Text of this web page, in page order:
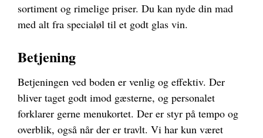
sortiment og rimelige priser. Du kan nyde din mad
med alt fra specialøl til et godt glas vin.
Betjening
Betjeningen ved boden er venlig og effektiv. Der
bliver taget godt imod gæsterne, og personalet
forklarer gerne menukortet. Der er styr på tempo og
overblik, også når der er travlt. Vi har kun været